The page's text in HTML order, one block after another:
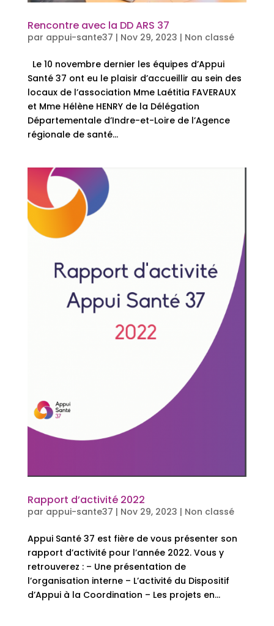
Rencontre avec la DD ARS 37
par appui-sante37 | Nov 29, 2023 | Non classé
Le 10 novembre dernier les équipes d’Appui
Santé 37 ont eu le plaisir d’accueillir au sein des
locaux de l’association Mme Laétitia FAVERAUX
et Mme Hélène HENRY de la Délégation
Départementale d’Indre-et-Loire de l’Agence
régionale de santé...
Rapport d’activité 2022
par appui-sante37 | Nov 29, 2023 | Non classé
Appui Santé 37 est fière de vous présenter son
rapport d’activité pour l’année 2022. Vous y
retrouverez : – Une présentation de
l’organisation interne – L’activité du Dispositif
d’Appui à la Coordination – Les projets en...